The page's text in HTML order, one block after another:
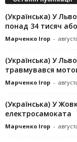
(Українська) У
понад 34 тисяч
Марченко Ігор -
(Українська) У
травмувався
Марченко Ігор -
(Українська) У
електросамоката
Марченко Ігор -